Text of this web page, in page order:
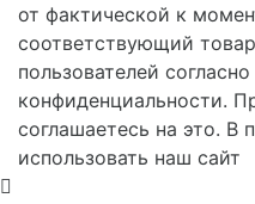
от фактической к
соответствующий
пользователей
конфиденциальности.
соглашаетесь на это. В
использовать наш сайт